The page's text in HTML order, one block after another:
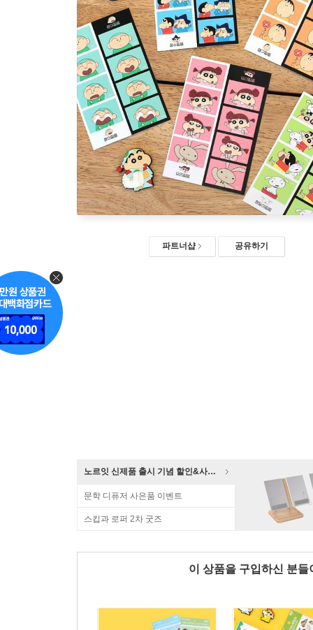
파트너샵 공유하기
노르잇 신제품 출시 기념 할인&사은품 증정!
문학 디퓨저 사은품 이벤트
스킵과 로퍼 2차 굿즈
이 상품을 구입하신 분